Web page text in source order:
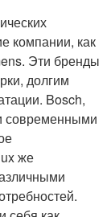
компании, как
Эти бренды
долгим
Bosch,
современными
же